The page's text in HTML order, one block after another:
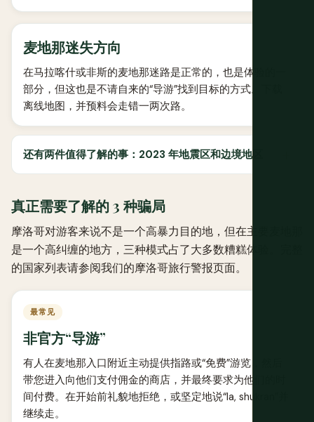
麦地那迷失方向
在马拉喀什或非斯的麦地那迷路是正常的，也是体验的一
部分，但这也是不请自来的“导游”找到目标的方式。下载
离线地图，并预料会走错一两次路。
还有两件值得了解的事：2023 年地震区和边境地区
真正需要了解的 3 种骗局
摩洛哥对游客来说不是一个高暴力目的地，但在主要麦地那
是一个高纠缠的地方，三种模式占了大多数糟糕体验。完整
的国家列表请参阅我们的摩洛哥旅行警报页面。
最常见
非官方“导游”
有人在麦地那入口附近主动提供指路或“免费”游览，然后
带您进入向他们支付佣金的商店，并最终要求为他们的时
间付费。在开始前礼貌地拒绝，或坚定地说“la, shukran”并
继续走。